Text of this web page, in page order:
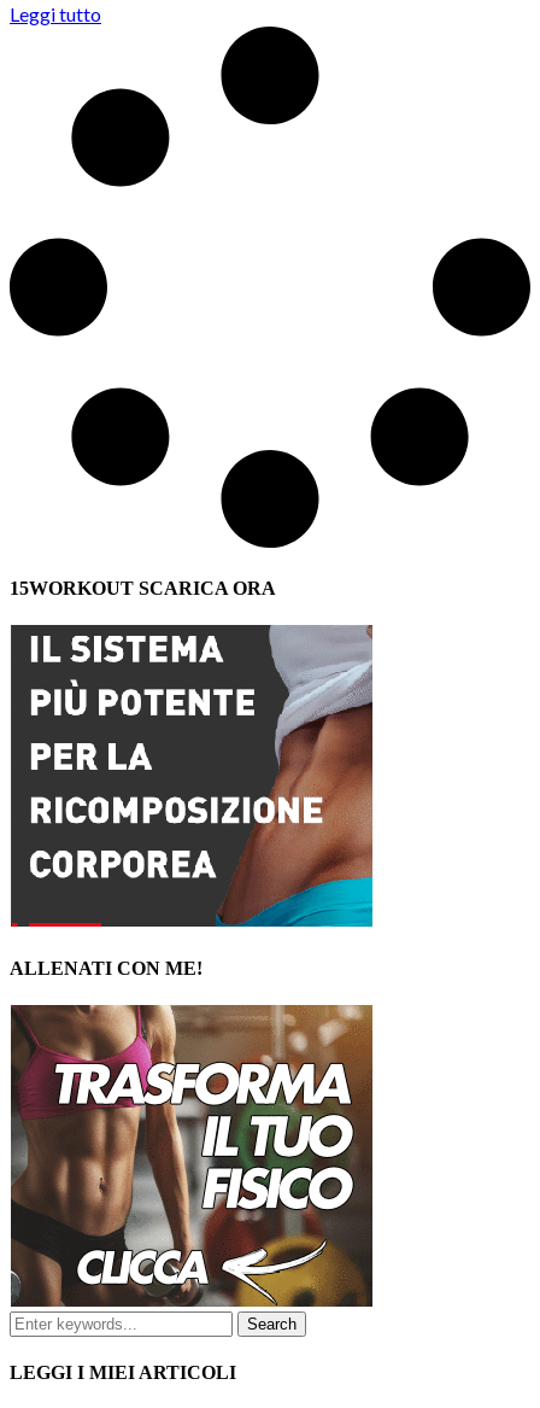
Leggi tutto
15WORKOUT SCARICA ORA
ALLENATI CON ME!
LEGGI I MIEI ARTICOLI